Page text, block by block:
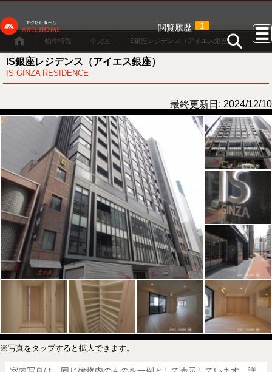
閲覧履歴 1
物件情報 中央区 IS銀座レジデンス（アイエス銀座）
IS銀座レジデンス（アイエス銀座）
IS GINZA RESIDENCE
最終更新日: 2024/12/10
※写真をタップすると拡大できます。